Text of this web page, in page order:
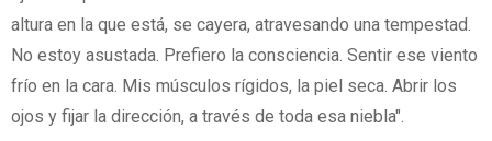
altura en la que está, se cayera, atravesando una tempestad.
No estoy asustada. Prefiero la consciencia. Sentir ese viento
frío en la cara. Mis músculos rígidos, la piel seca. Abrir los
ojos y fijar la dirección, a través de toda esa niebla".